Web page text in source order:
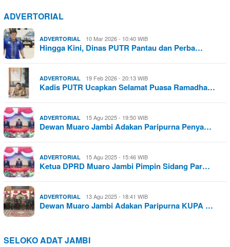
ADVERTORIAL
ADVERTORIAL 10 Mar 2026 - 10:40 WIB
Hingga Kini, Dinas PUTR Pantau dan Perba…
ADVERTORIAL 19 Feb 2026 - 20:13 WIB
Kadis PUTR Ucapkan Selamat Puasa Ramadha…
ADVERTORIAL 15 Agu 2025 - 19:50 WIB
Dewan Muaro Jambi Adakan Paripurna Penya…
ADVERTORIAL 15 Agu 2025 - 15:46 WIB
Ketua DPRD Muaro Jambi Pimpin Sidang Par…
ADVERTORIAL 13 Agu 2025 - 18:41 WIB
Dewan Muaro Jambi Adakan Paripurna KUPA …
SELOKO ADAT JAMBI